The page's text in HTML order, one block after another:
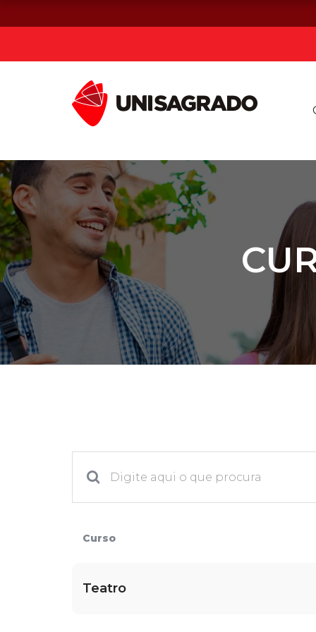
Graduação
Pós-graduação e MBA
Curta Duração
Vestibular
2ª Graduação
Reingresso
Curso
Teatro